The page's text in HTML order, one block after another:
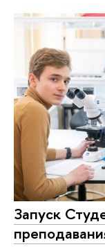
Запуск